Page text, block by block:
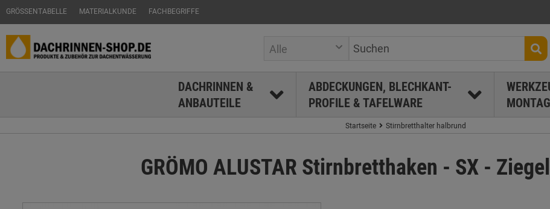
GRÖSSENTABELLE MATERIALKUNDE FACHBEGRIFFE
Alle
DACHRINNEN &
ANBAUTEILE
ABDECKUNGEN, BLECHKANT-
PROFILE & TAFELWARE
Startseite Stirnbretthalter halbrund
GRÖMO ALUSTAR Stirnbretthaken - SX -